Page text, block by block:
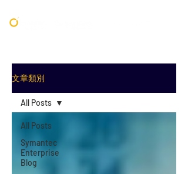
文章類別
All Posts
Symantec
Enterprise
Blog
All Posts